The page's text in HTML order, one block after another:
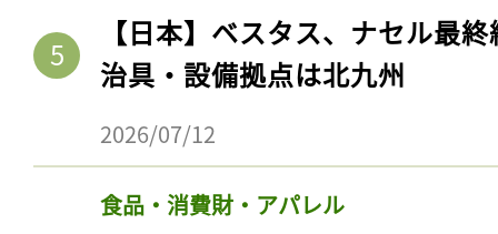
【日本】ベスタス、ナセル最
治具・設備拠点は北九州
2026/07/12
食品・消費財・アパレル